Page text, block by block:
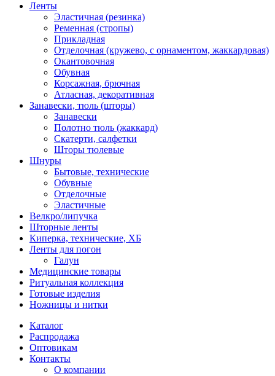
Ленты
Эластичная (резинка)
Ременная (стропы)
Прикладная
Отделочная (кружево, с орнаментом, жаккардовая)
Окантовочная
Обувная
Корсажная, брючная
Атласная, декоративная
Занавески, тюль (шторы)
Занавески
Полотно тюль (жаккард)
Скатерти, салфетки
Шторы тюлевые
Шнуры
Бытовые, технические
Обувные
Отделочные
Эластичные
Велкро/липучка
Шторные ленты
Киперка, технические, ХБ
Ленты для погон
Галун
Медицинские товары
Ритуальная коллекция
Готовые изделия
Ножницы и нитки
Каталог
Распродажа
Оптовикам
Контакты
О компании